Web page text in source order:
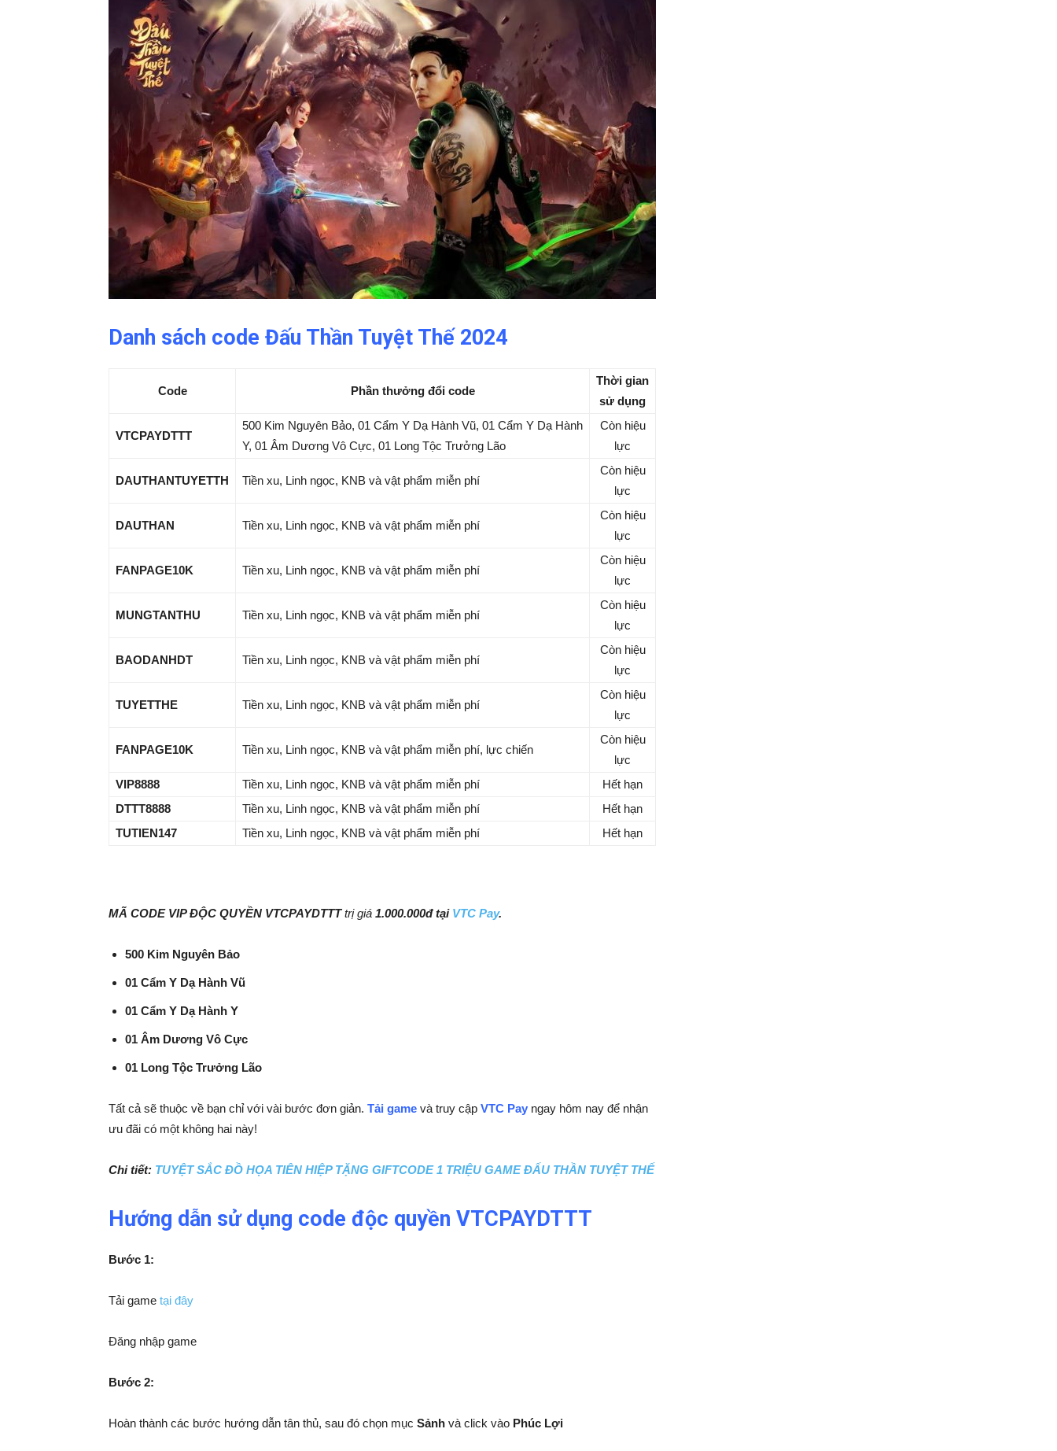
Danh sách code Đấu Thần Tuyệt Thế 2024
Code Phần thưởng đổi code
Thời gian
sử dụng
VTCPAYDTTT
500 Kim Nguyên Bảo, 01 Cẩm Y Dạ Hành Vũ, 01 Cẩm Y Dạ Hành
Y, 01 Âm Dương Vô Cực, 01 Long Tộc Trưởng Lão
Còn hiệu
lực
DAUTHANTUYETTH Tiền xu, Linh ngọc, KNB và vật phẩm miễn phí
Còn hiệu
lực
DAUTHAN Tiền xu, Linh ngọc, KNB và vật phẩm miễn phí
Còn hiệu
lực
FANPAGE10K Tiền xu, Linh ngọc, KNB và vật phẩm miễn phí
Còn hiệu
lực
MUNGTANTHU Tiền xu, Linh ngọc, KNB và vật phẩm miễn phí
Còn hiệu
lực
BAODANHDT Tiền xu, Linh ngọc, KNB và vật phẩm miễn phí
Còn hiệu
lực
TUYETTHE Tiền xu, Linh ngọc, KNB và vật phẩm miễn phí
Còn hiệu
lực
FANPAGE10K Tiền xu, Linh ngọc, KNB và vật phẩm miễn phí, lực chiến
Còn hiệu
lực
VIP8888
Tiền xu, Linh ngọc, KNB và vật phẩm miễn phí
Hết hạn
DTTT8888
Tiền xu, Linh ngọc, KNB và vật phẩm miễn phí
Hết hạn
TUTIEN147
Tiền xu, Linh ngọc, KNB và vật phẩm miễn phí Hết hạn
MÃ CODE VIP ĐỘC QUYỀN VTCPAYDTTTtrị giá 1.000.000đ tại VTC Pay.
500 Kim Nguyên Bảo
01 Cẩm Y Dạ Hành Vũ
01 Cẩm Y Dạ Hành Y
01 Âm Dương Vô Cực
01 Long Tộc Trưởng Lão
Tất cả sẽ thuộc về bạn chỉ với vài bước đơn giản. Tải game và truy cập VTC Pay ngay hôm nay để nhận
ưu đãi có một không hai này!
Chi tiết: TUYỆT SẮC ĐỒ HỌA TIÊN HIỆP TẶNG GIFTCODE 1 TRIỆU GAME ĐẤU THẦN TUYỆT THẾ
Hướng dẫn sử dụng code độc quyền VTCPAYDTTT
Bước 1:
Tải game tại đây
Đăng nhập game
Bước 2:
Hoàn thành các bước hướng dẫn tân thủ, sau đó chọn mục Sảnh và click vào Phúc Lợi